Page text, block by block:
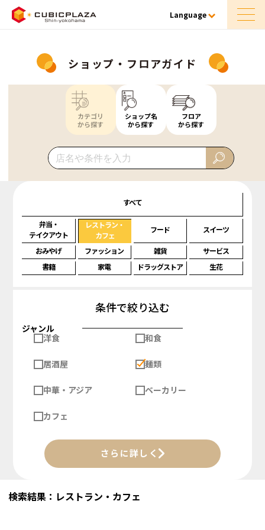
Language
ショップ・フロアガイド
カテゴリ
から探す
ショップ名
から探す
フロア
から探す
すべて
弁当・
テイクアウト
レストラン・
カフェ
フード スイーツ
おみやげ ファッション 雑貨
サービス
書籍
家電 ドラッグストア 生花
条件で絞り込む
ジャンル
洋食
和食
居酒屋 麺類
中華・アジア ベーカリー
カフェ
さらに詳しく
検索結果：レストラン・カフェ